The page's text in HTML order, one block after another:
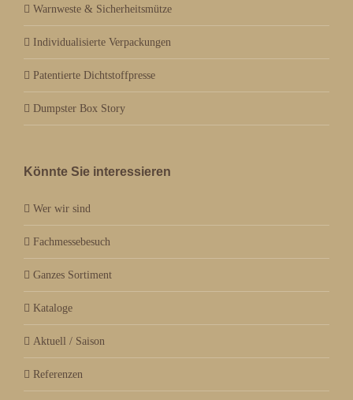
Warnweste & Sicherheitsmütze
Individualisierte Verpackungen
Patentierte Dichtstoffpresse
Dumpster Box Story
Könnte Sie interessieren
Wer wir sind
Fachmessebesuch
Ganzes Sortiment
Kataloge
Aktuell / Saison
Referenzen